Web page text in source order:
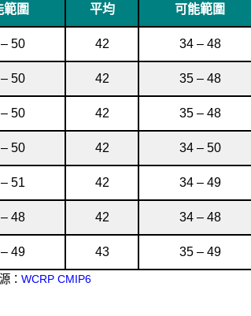
範圍 平均 可能範圍
50 42 34 – 48
50 42 35 – 48
50 42 35 – 48
50 42 34 – 50
51 42 34 – 49
48 42 34 – 48
49 43 35 – 49
： WCRP CMIP6